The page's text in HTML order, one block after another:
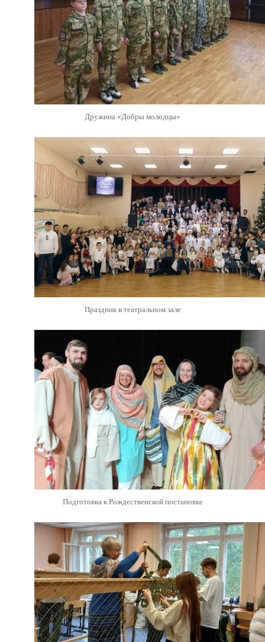
Дружина «Добры молодцы»
Праздник в театральном зале
Подготовка к Рождественской постановке